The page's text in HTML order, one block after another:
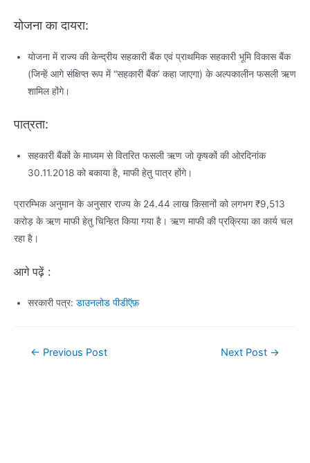
योजना का दायरा:
योजना में राज्य की केन्द्रीय सहकारी बैंक एवं प्राथमिक सहकारी भूमि विकास बैंक
(जिन्हें आगे संक्षिप्त रूप में “सहकारी बैंक’ कहा जाएगा) के अल्पकालीन फसली ऋण
शामिल होंगे।
पात्रता:
सहकारी बैंकों के माध्यम से वितरित फसली ऋण जो कृषकों की ओरदिनांक
30.11.2018 को बकाया है, माफी हेतु पात्र होंगे।
प्रारम्भिक अनुमान के अनुसार राज्य के 24.44 लाख किसानों को लगभग ₹9,513
करोड़ के ऋण माफी हेतु चिन्हित किया गया है। ऋण माफी की प्रक्रिया का कार्य चल
रहा है।
आगे पढ़ें :
सरकारी पत्र: डाउनलोड पीडीऍफ़
Post← Previous Post Next Post →